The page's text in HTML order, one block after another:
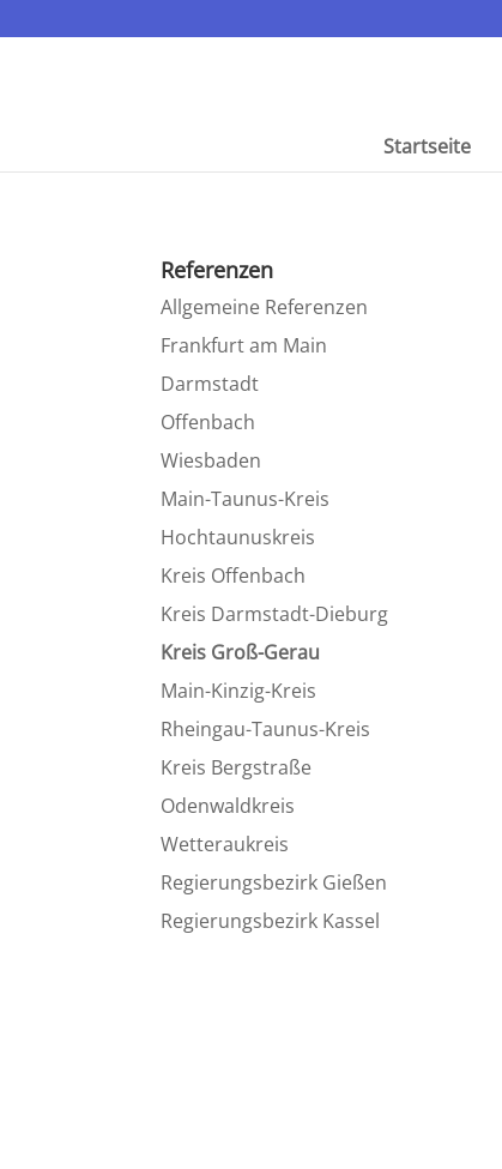
Start­seite
Referenzen
Allge­meine Referenzen
Frank­furt am Main
Darmstadt
Offen­bach
Wiesbaden
Main-Taunus-Kreis
Hochtau­nus­kreis
Kreis Offen­bach
Kreis Darmstadt-Dieburg
Kreis Groß-Gerau
Main-Kinzig-Kreis
Rheingau-Taunus-Kreis
Kreis Bergstraße
Odenwald­kreis
Wetter­au­kreis
Regie­rungs­be­zirk Gießen
Regie­rungs­be­zirk Kassel